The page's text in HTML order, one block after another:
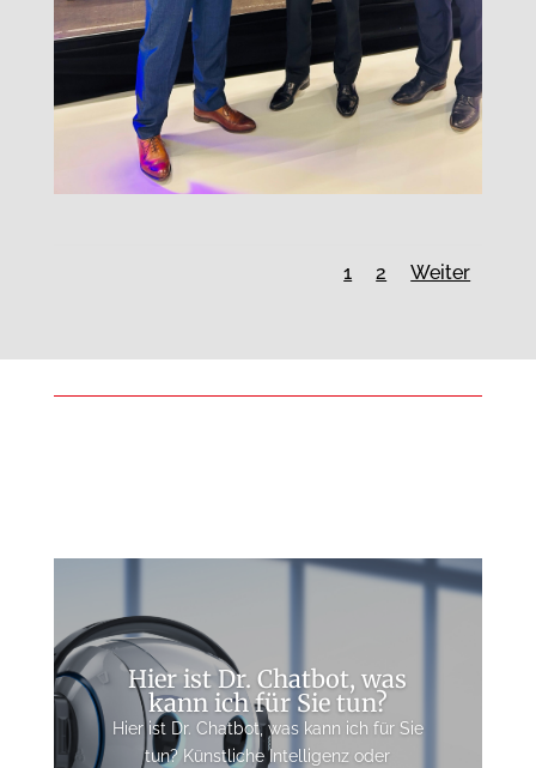
1 2 Weiter
Hier ist Dr. Chatbot, was
kann ich für Sie tun?
Hier ist Dr. Chatbot, was kann ich für Sie
tun? Künstliche Intelligenz oder